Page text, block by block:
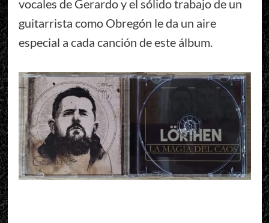
vocales de Gerardo y el sólido trabajo de un
guitarrista como Obregón le da un aire
especial a cada canción de este álbum.